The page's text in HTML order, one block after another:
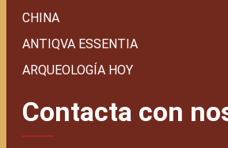
CHINA
ANTIQVA ESSENTIA
ARQUEOLOGÍA HOY
Contacta con